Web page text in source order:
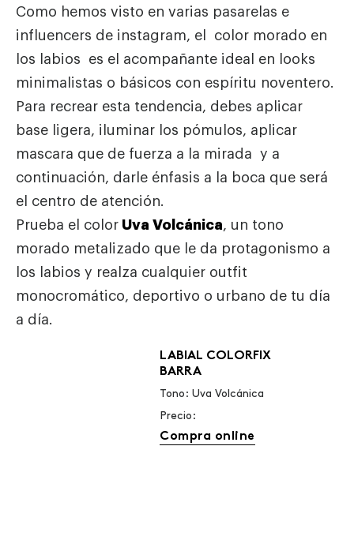
Como hemos visto en varias pasarelas e
influencers de instagram, el color morado en
los labios es el acompañante ideal en looks
minimalistas o básicos con espíritu noventero.
Para recrear esta tendencia, debes aplicar
base ligera, iluminar los pómulos, aplicar
mascara que de fuerza a la mirada y a
continuación, darle énfasis a la boca que será
el centro de atención.
Prueba el color Uva Volcánica, un tono
morado metalizado que le da protagonismo a
los labios y realza cualquier outfit
monocromático, deportivo o urbano de tu día
a día.
LABIAL COLORFIX
BARRA
Tono: Uva Volcánica
Precio:
Compra online